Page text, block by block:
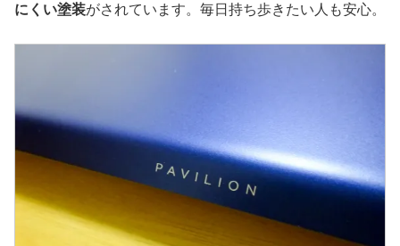
にくい塗装がされています。毎日持ち歩きたい人も安心。